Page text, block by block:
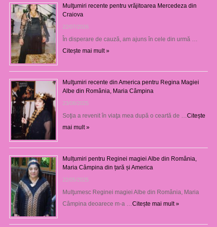
Mulţumiri recente pentru vrăjitoarea Mercedeza din
Craiova
22/07/2026
În disperare de cauză, am ajuns în cele din urmă …
Citește mai mult »
Mulţumiri recente din America pentru Regina Magiei
Albe din România, Maria Câmpina
23/08/2025
Soţia a revenit în viaţa mea după o ceartă de … Citește
mai mult »
Mulțumiri pentru Reginei magiei Albe din România,
Maria Câmpina din țară și America
22/05/2025
Mulţumesc Reginei magiei Albe din România, Maria
Câmpina deoarece m-a … Citește mai mult »